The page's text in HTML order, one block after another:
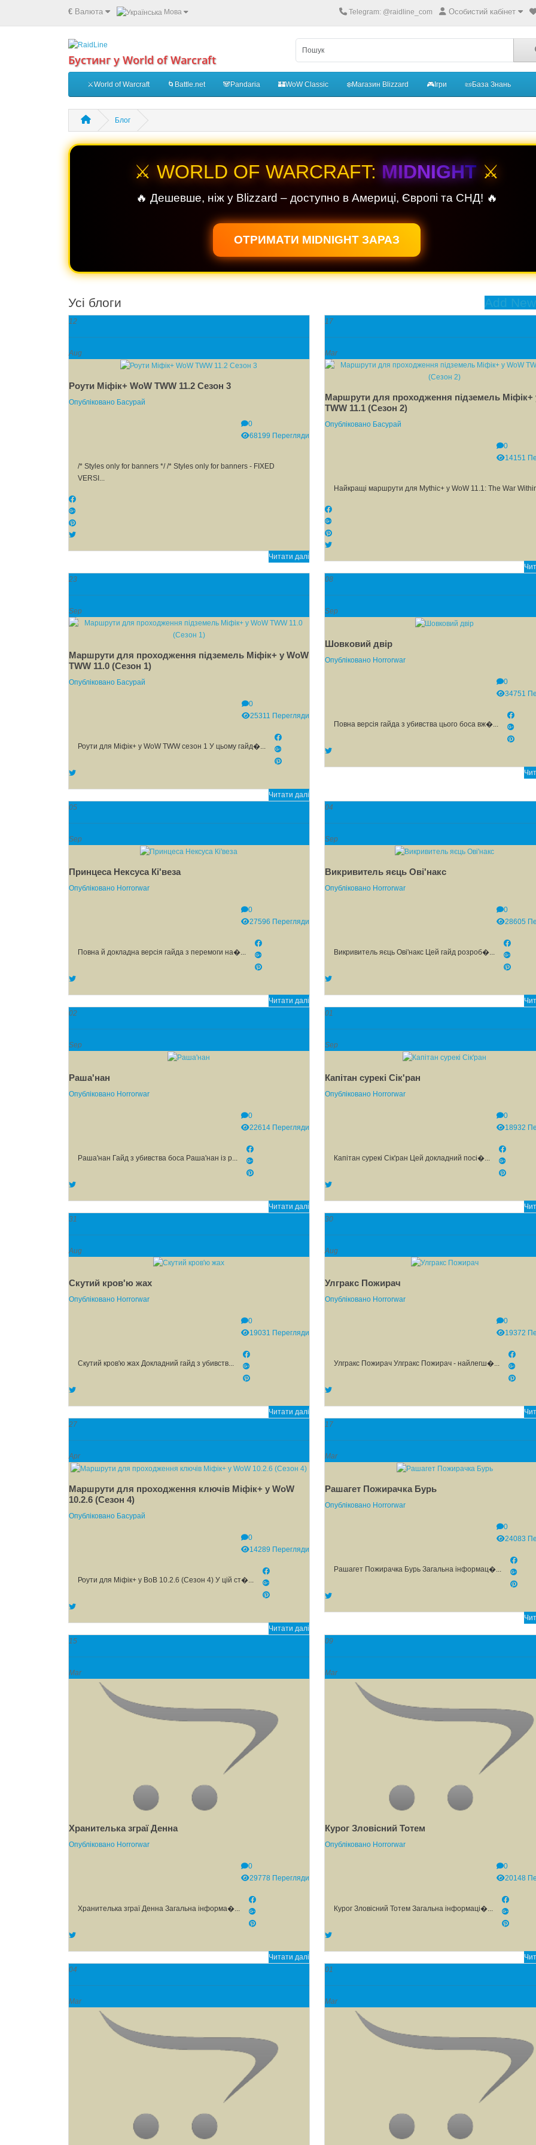
€ Валюта Мова Telegram: @raidline_com Особистий кабінет
Бустинг у World of Warcraft
⚔️World of Warcraft 🌀Battle.net 🐼Pandaria 🏰WoW Classic ❄️Магазин Blizzard 🎮Ігри 📜База Знань
Блог
⚔️ WORLD OF WARCRAFT: MIDNIGHT ⚔️
🔥 Дешевше, ніж у Blizzard – доступно в Америці, Європі та СНД! 🔥
ОТРИМАТИ MIDNIGHT ЗАРАЗ
Усі блоги Add
12
Aug
Роути Міфік+ WoW TWW 11.2 Сезон 3
Опубліковано Басурай
0
68199 Перегляди
/* Styles only for banners */ /* Styles only for banners - FIXED
VERSI...
Читати далі
17
Mar
Маршрути для проходження підземель Міфік+
TWW 11.1 (Сезон 2)
Опубліковано Басурай
0
14151
Найкращі маршрути для Mythic+ у WoW 11.1: The War
23
Sep
Маршрути для проходження підземель Міфік+ у WoW
TWW 11.0 (Сезон 1)
Опубліковано Басурай
0
25311 Перегляди
Роути для Міфік+ у WoW TWW сезон 1 У цьому гайд�...
Читати далі
08
Sep
Шовковий двір
Опубліковано Horrorwar
0
34751
Повна версія гайда з убивства цього боса вж�...
05
Sep
Принцеса Нексуса Кі'веза
Опубліковано Horrorwar
0
27596 Перегляди
Повна й докладна версія гайда з перемоги на�...
Читати далі
04
Sep
Викривитель яєць Ові'накс
Опубліковано Horrorwar
0
28605
Викривитель яєць Ові'накс Цей гайд розроб�...
02
Sep
Раша'нан
Опубліковано Horrorwar
0
22614 Перегляди
Раша'нан Гайд з убивства боса Раша'нан із р...
Читати далі
01
Sep
Капітан сурекі Сік'ран
Опубліковано Horrorwar
0
18932
Капітан сурекі Сік'ран Цей докладний посі�...
31
Aug
Скутий кров'ю жах
Опубліковано Horrorwar
0
19031 Перегляди
Скутий кров'ю жах Докладний гайд з убивств...
Читати далі
30
Aug
Улгракс Пожирач
Опубліковано Horrorwar
0
19372
Улгракс Пожирач Улгракс Пожирач - найлегш�...
27
Apr
Маршрути для проходження ключів Міфік+ у WoW
10.2.6 (Сезон 4)
Опубліковано Басурай
0
14289 Перегляди
Роути для Міфік+ у ВоВ 10.2.6 (Сезон 4) У цій ст�...
Читати далі
17
Mar
Рашагет Пожирачка Бурь
Опубліковано Horrorwar
0
24083
Рашагет Пожирачка Бурь Загальна інформац�...
15
Mar
Хранителька зграї Денна
Опубліковано Horrorwar
0
29778 Перегляди
Хранителька зграї Денна Загальна інформа�...
Читати далі
09
Mar
Курог Зловісний Тотем
Опубліковано Horrorwar
0
20148
Курог Зловісний Тотем Загальна інформаці�...
04
Mar
01
Mar